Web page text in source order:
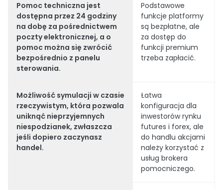
Pomoc techniczna jest
dostępna przez 24 godziny
na dobę za pośrednictwem
poczty elektronicznej, a o
pomoc można się zwrócić
bezpośrednio z panelu
sterowania.
Podstawowe
funkcje platformy
są bezpłatne, ale
za dostęp do
funkcji premium
trzeba zapłacić.
Możliwość symulacji w czasie
rzeczywistym, która pozwala
uniknąć nieprzyjemnych
niespodzianek, zwłaszcza
jeśli dopiero zaczynasz
handel.
Łatwa
konfiguracja dla
inwestorów rynku
futures i forex, ale
do handlu akcjami
należy korzystać z
usług brokera
pomocniczego.